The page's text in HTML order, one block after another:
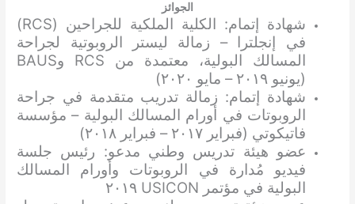
الجوائز
شهادة إتمام: الكلية الملكية للجراحين (RCS)
في إنجلترا – زمالة ليستر الروبوتية لجراحة
المسالك البولية، معتمدة من RCS وBAUS
(يونيو ٢٠١٩ – مايو ٢٠٢٠)
شهادة إتمام: زمالة تدريب متقدمة في جراحة
الروبوتات في أورام المسالك البولية – مؤسسة
فاتيكوتي (فبراير ٢٠١٧ – فبراير ٢٠١٨)
عضو هيئة تدريس وطني مدعو: رئيس جلسة
فيديو مُدارة في الروبوتات وأورام المسالك
البولية في مؤتمر USICON ٢٠١٩